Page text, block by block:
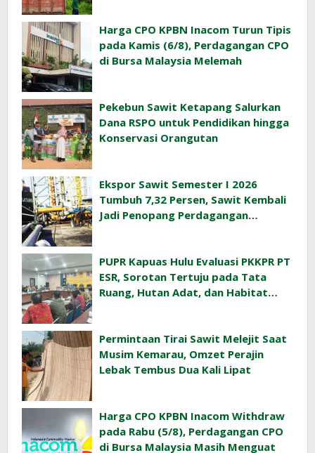
Harga CPO KPBN Inacom Turun Tipis
pada Kamis (6/8), Perdagangan CPO
di Bursa Malaysia Melemah
Pekebun Sawit Ketapang Salurkan
Dana RSPO untuk Pendidikan hingga
Konservasi Orangutan
Ekspor Sawit Semester I 2026
Tumbuh 7,32 Persen, Sawit Kembali
Jadi Penopang Perdagangan
PUPR Kapuas Hulu Evaluasi PKKPR PT
ESR, Sorotan Tertuju pada Tata
Ruang, Hutan Adat, dan Habitat
Permintaan Tirai Sawit Melejit Saat
Musim Kemarau, Omzet Perajin
Lebak Tembus Dua Kali Lipat
Harga CPO KPBN Inacom Withdraw
pada Rabu (5/8), Perdagangan CPO
di Bursa Malaysia Masih Menguat